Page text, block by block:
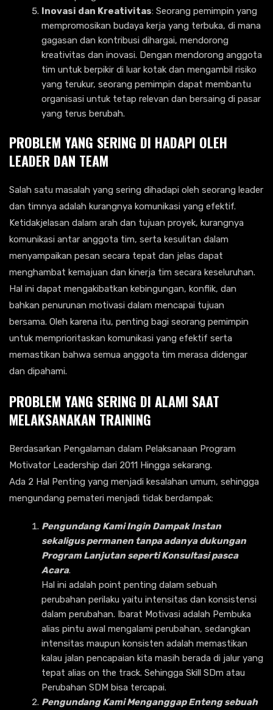
Inovasi dan Kreativitas: Seorang pemimpin yang
mempromosikan budaya kerja yang terbuka, di mana
gagasan dan kontribusi dihargai, mendorong
kreativitas dan inovasi. Dengan mendorong anggota
tim untuk berpikir di luar kotak dan mengambil risiko
yang terukur, seorang pemimpin dapat membantu
organisasi untuk tetap relevan dan bersaing di pasar
yang terus berubah.
PROBLEM YANG SERING DI HADAPI OLEH
LEADER DAN TEAM
Salah satu masalah yang sering dihadapi oleh seorang leader
dan timnya adalah kurangnya komunikasi yang efektif.
Ketidakjelasan dalam arah dan tujuan proyek, kurangnya
komunikasi antar anggota tim, serta kesulitan dalam
menyampaikan pesan secara tepat dan jelas dapat
menghambat kemajuan dan kinerja tim secara keseluruhan.
Hal ini dapat mengakibatkan kebingungan, konflik, dan
bahkan penurunan motivasi dalam mencapai tujuan
bersama. Oleh karena itu, penting bagi seorang pemimpin
untuk memprioritaskan komunikasi yang efektif serta
memastikan bahwa semua anggota tim merasa didengar
dan dipahami.
PROBLEM YANG SERING DI ALAMI SAAT
MELAKSANAKAN TRAINING
Berdasarkan Pengalaman dalam Pelaksanaan Program
Motivator Leadership dari 2011 Hingga sekarang.
Ada 2 Hal Penting yang menjadi kesalahan umum, sehingga
mengundang pemateri menjadi tidak berdampak:
Pengundang Kami Ingin Dampak Instan
sekaligus permanen tanpa adanya dukungan
Program Lanjutan seperti Konsultasi pasca
Acara.
Hal ini adalah point penting dalam sebuah
perubahan perilaku yaitu intensitas dan konsistensi
dalam perubahan. Ibarat Motivasi adalah Pembuka
alias pintu awal mengalami perubahan, sedangkan
intensitas maupun konsisten adalah memastikan
kalau jalan pencapaian kita masih berada di jalur yang
tepat alias on the track. Sehingga Skill SDm atau
Perubahan SDM bisa tercapai.
Pengundang Kami Menganggap Enteng sebuah